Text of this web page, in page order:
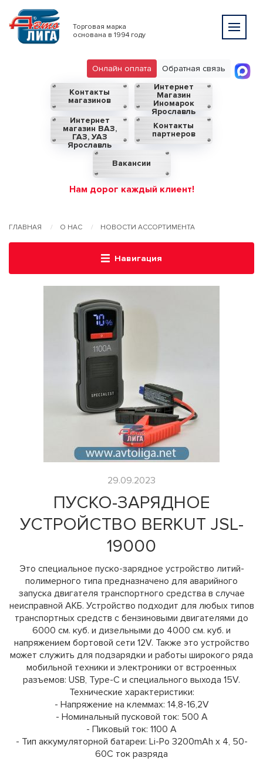
Торговая марка
основана в 1994 году
Обратная связь
Онлайн оплата
Контакты
магазинов
Интернет
Магазин
Иномарок
Ярославль
Интернет
магазин ВАЗ,
ГАЗ, УАЗ
Ярославль
Контакты
партнеров
Вакансии
Нам дорог каждый клиент!
ГЛАВНАЯ О НАС НОВОСТИ АССОРТИМЕНТА
Навигация
29.09.2023
ПУСКО-ЗАРЯДНОЕ
УСТРОЙСТВО BERKUT JSL-
19000
Это специальное пуско-зарядное устройство литий-
полимерного типа предназначено для аварийного
запуска двигателя транспортного средства в случае
неисправной АКБ. Устройство подходит для любых типов
транспортных средств с бензиновыми двигателями до
6000 см. куб. и дизельными до 4000 см. куб. и
напряжением бортовой сети 12V. Также это устройство
может служить для подзарядки и работы широкого ряда
мобильной техники и электроники от встроенных
разъемов: USB, Type-C и специального выхода 15V.
Технические характеристики:
- Напряжение на клеммах: 14,8-16,2V
- Номинальный пусковой ток: 500 A
- Пиковый ток: 1100 А
- Тип аккумуляторной батареи: Li-Po 3200mAh x 4, 50-
60С ток разряда